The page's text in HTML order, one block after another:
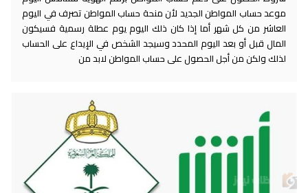
موعد حساب المواطن الجديد لأن منحة حساب المواطن تصرف في اليوم
العاشر من كل شهر أما إذا كان ذلك اليوم يوم عطلة رسمية فسيكون
المال قبل أو بعد اليوم المحدد وسيجد الشخص في الإيداع على الحساب
لذلك ولكن من أجل الحصول على حساب المواطن لابد من